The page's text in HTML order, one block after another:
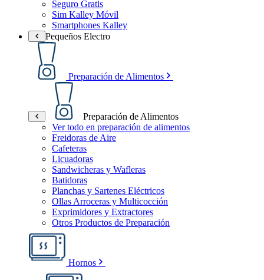
Seguro Gratis
Sim Kalley Móvil
Smartphones Kalley
Pequeños Electro
Preparación de Alimentos
Preparación de Alimentos
Ver todo en preparación de alimentos
Freidoras de Aire
Cafeteras
Licuadoras
Sandwicheras y Wafleras
Batidoras
Planchas y Sartenes Eléctricos
Ollas Arroceras y Multicocción
Exprimidores y Extractores
Otros Productos de Preparación
Hornos